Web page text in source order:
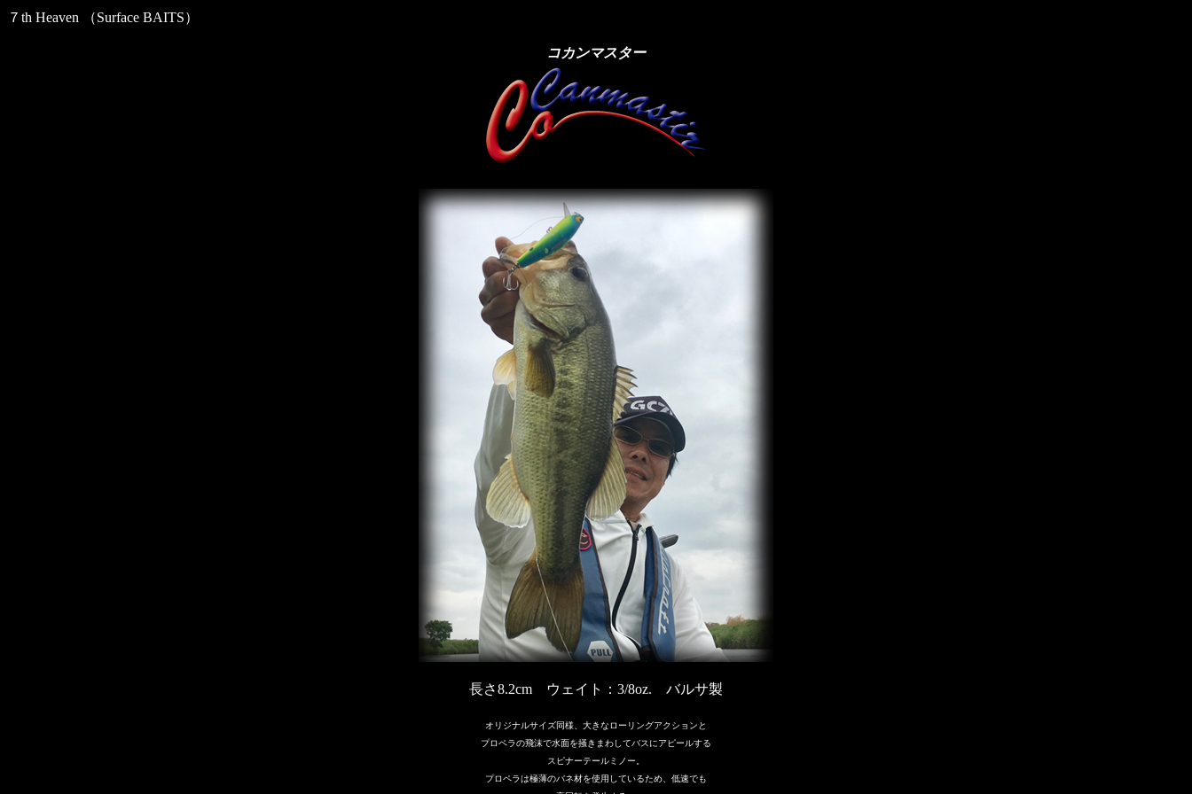
７th Heaven （Surface BAITS）
コカンマスター
長さ8.2cm ウェイト：3/8oz. バルサ製
オリジナルサイズ同様、大きなローリングアクションと
プロペラの飛沫で水面を掻きまわしてバスにアピールする
スピナーテールミノー。
プロペラは極薄のバネ材を使用しているため、低速でも